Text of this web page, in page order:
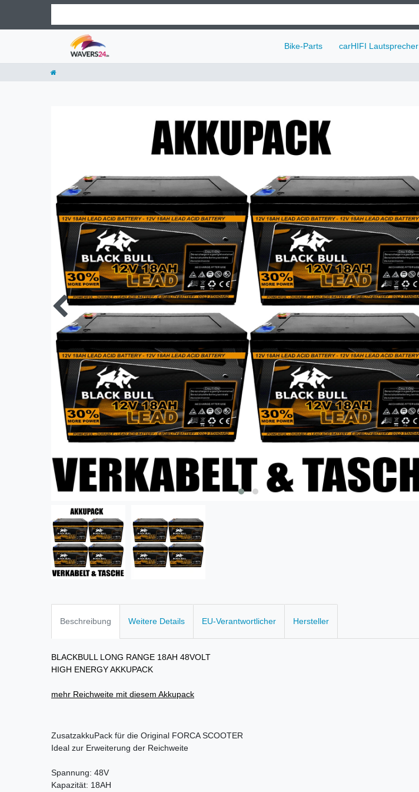
Bike-Parts carHIFI Lautsprecher
Beschreibung Weitere Details EU-Verantwortlicher Hersteller
BLACKBULL LONG RANGE 18AH 48VOLT
HIGH ENERGY AKKUPACK
mehr Reichweite mit diesem Akkupack
ZusatzakkuPack für die Original FORCA SCOOTER
Ideal zur Erweiterung der Reichweite
Spannung: 48V
Kapazität: 18AH